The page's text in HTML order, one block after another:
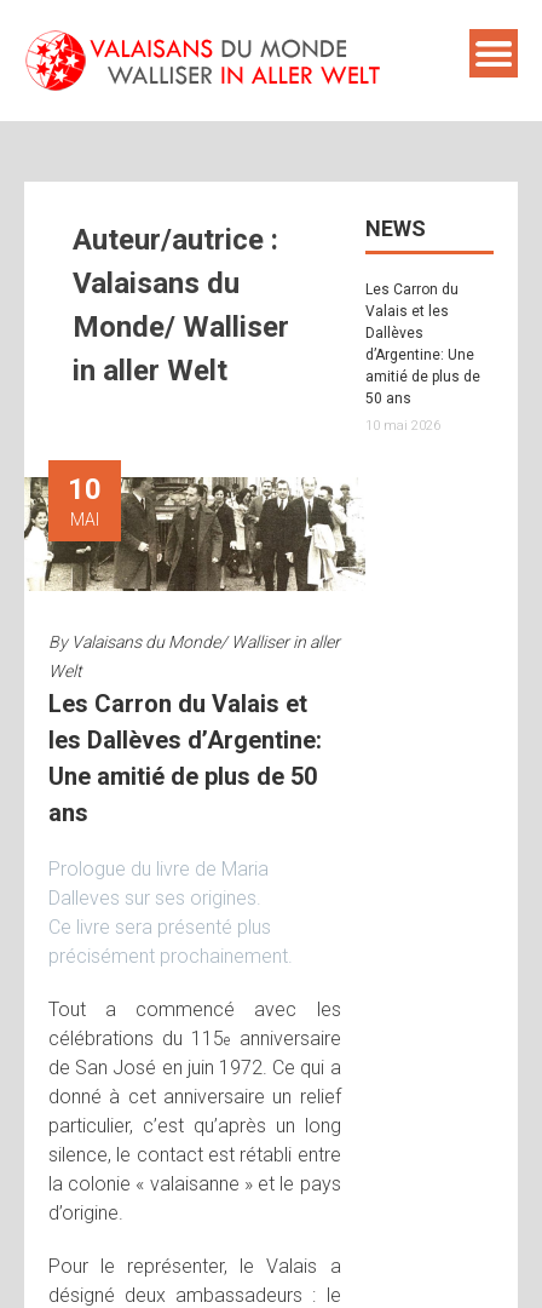
content
Auteur/autrice :
Valaisans du
Monde/ Walliser
in aller Welt
10
MAI
By Valaisans du Monde/ Walliser in aller
Welt
Les Carron du Valais et
les Dallèves d’Argentine:
Une amitié de plus de 50
ans
Prologue du livre de Maria
Dalleves sur ses origines.
Ce livre sera présenté plus
précisément prochainement.
Tout a commencé avec les
célébrations du 115e
anniversaire
de San José en juin 1972. Ce qui a
donné à cet anniversaire un relief
particulier, c’est qu’après un long
silence, le contact est rétabli entre
la colonie « valaisanne » et le pays
d’origine.
Pour le représenter, le Valais a
désigné deux ambassadeurs : le
NEWS
Les Carron du
Valais et les
Dallèves
d’Argentine: Une
amitié de plus de
50 ans
10 mai 2026